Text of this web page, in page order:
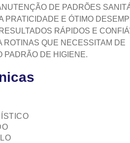
DE PADRÕES
PRATICIDADE E ÓTIMO
RÁPIDOS E
ROTINAS QUE NECESSITAM DE
PADRÃO DE HIGIENE.